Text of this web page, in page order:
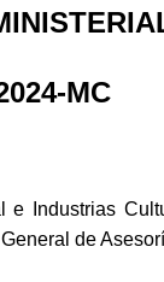
MC
Industrias
de